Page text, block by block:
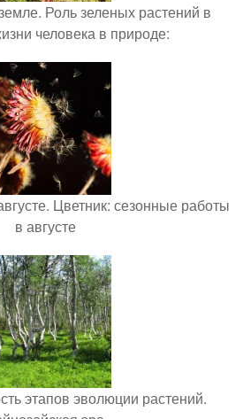
Роль зеленых растений в
человека в природе:
Цветник: сезонные работы
в августе
этапов эволюции растений.